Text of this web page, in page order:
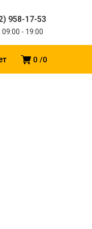
958-17-53
09:00 - 19:00
0 0